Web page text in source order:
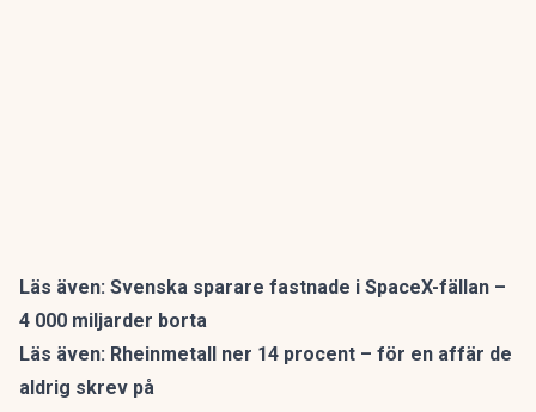
Läs även: Svenska sparare fastnade i SpaceX-fällan –
4 000 miljarder borta
Läs även: Rheinmetall ner 14 procent – för en affär de
aldrig skrev på